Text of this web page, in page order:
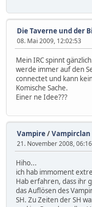
Die Taverne und der
08. Mai 2009, 12:02:53
Mein IRC spinnt
werde immer auf den
connectet und kann
Komische Sache.
Einer ne Idee???
Vampire/Vampirclan
21. November 2008,
Hiho...
ich hab immoment
Hab erfahren, dass ihr
das Auflösen des
SH. Zu Zeiten der SH